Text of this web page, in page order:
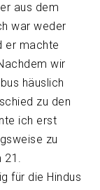
aus dem
war weder
er machte
wir
häuslich
zu den
ich erst
zu
21.
für die Hindus